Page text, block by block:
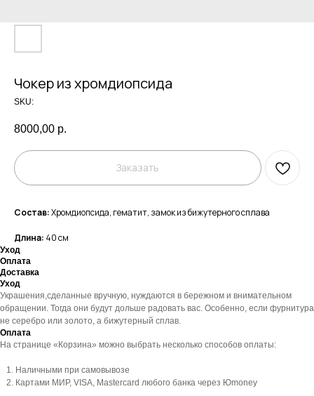
Чокер из хромдиопсида
SKU:
8000,00 р.
Заказать
Состав:Хромдиопсида, гематит, замок из бижутерного сплава
Длина: 40 см
Уход
Оплата
Доставка
Уход
Украшения,сделанные вручную, нуждаются в бережном и внимательном
обращении. Тогда они будут дольше радовать вас. Особенно, если фурнитура
не серебро или золото, а бижутерный сплав.
Оплата
На странице «Корзина» можно выбрать несколько способов оплаты:
Наличными при самовывозе
Картами МИР, VISA, Mastercard любого банка через Юmoney